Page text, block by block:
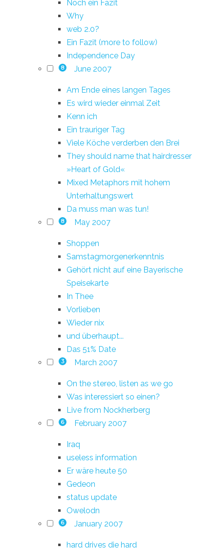
Noch ein Fazit
Why
web 2.0?
Ein Fazit (more to follow)
Independence Day
8 June 2007
Am Ende eines langen Tages
Es wird wieder einmal Zeit
Kenn ich
Ein trauriger Tag
Viele Köche verderben den Brei
They should name that hairdresser
»Heart of Gold«
Mixed Metaphors mit hohem
Unterhaltungswert
Da muss man was tun!
8 May 2007
Shoppen
Samstagmorgenerkenntnis
Gehört nicht auf eine Bayerische
Speisekarte
In Thee
Vorlieben
Wieder nix
und überhaupt...
Das 51% Date
3 March 2007
On the stereo, listen as we go
Was interessiert so einen?
Live from Nockherberg
6 February 2007
Iraq
useless information
Er wäre heute 50
Gedeon
status update
Owelodn
6 January 2007
hard drives die hard